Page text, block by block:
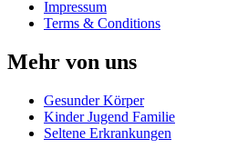
Impressum
Terms & Conditions
Mehr von uns
Gesunder Körper
Kinder Jugend Familie
Seltene Erkrankungen